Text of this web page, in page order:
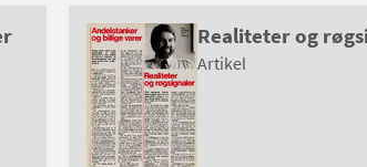
Realiteter og
Artikel